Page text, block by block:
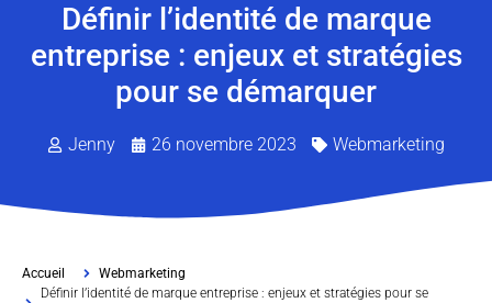
Définir l’identité de marque
entreprise : enjeux et stratégies
pour se démarquer
Jenny 26 novembre 2023 Webmarketing
Accueil
Webmarketing
Définir l’identité de marque entreprise : enjeux et stratégies pour se